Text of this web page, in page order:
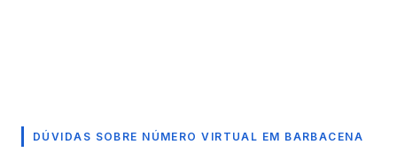
DÚVIDAS SOBRE NÚMERO VIRTUAL EM BARBACENA